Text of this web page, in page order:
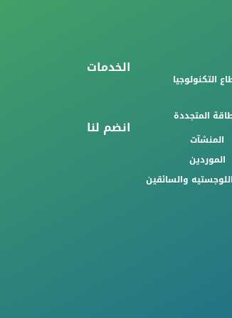
الخدمات
التكنولوجيا
المتجددة
انضم لنا
المنشآت
الموردين
والسائقين